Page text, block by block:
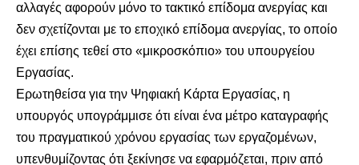
αλλαγές αφορούν μόνο το τακτικό επίδομα ανεργίας και
δεν σχετίζονται με το εποχικό επίδομα ανεργίας, το οποίο
έχει επίσης τεθεί στο «μικροσκόπιο» του υπουργείου
Εργασίας.
Ερωτηθείσα για την Ψηφιακή Κάρτα Εργασίας, η
υπουργός υπογράμμισε ότι είναι ένα μέτρο καταγραφής
του πραγματικού χρόνου εργασίας των εργαζομένων,
υπενθυμίζοντας ότι ξεκίνησε να εφαρμόζεται, πριν από